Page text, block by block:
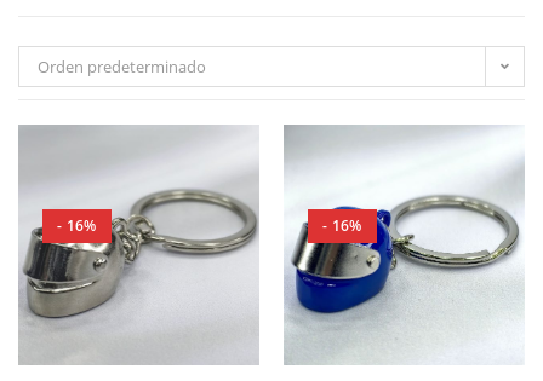
Orden predeterminado
- 16% - 16%